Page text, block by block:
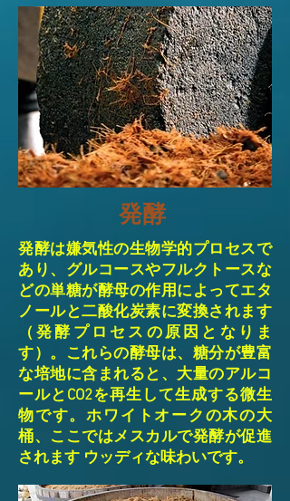
発酵
発酵は嫌気性の生物学的プロセスで
あり、グルコースやフルクトースな
どの単糖が酵母の作用によってエタ
ノールと二酸化炭素に変換されます
（発酵プロセスの原因となりま
す）。これらの酵母は、糖分が豊富
な培地に含まれると、大量のアルコ
ールとCO2を再生して生成する微生
物です。ホワイトオークの木の大
桶、ここではメスカルで発酵が促進
されます ウッディな味わいです。